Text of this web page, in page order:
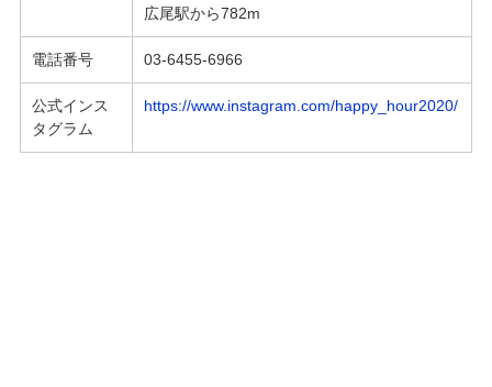
広尾駅から782m
電話番号 03-6455-6966
公式インス
タグラム
https://www.instagram.com/happy_hour2020/